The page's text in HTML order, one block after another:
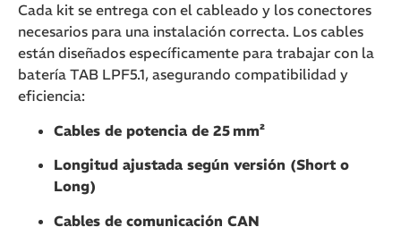
Cada kit se entrega con el cableado y los conectores
necesarios para una instalación correcta. Los cables
están diseñados específicamente para trabajar con la
batería TAB LPF5.1, asegurando compatibilidad y
eficiencia:
Cables de potencia de 25 mm²
Longitud ajustada según versión (Short o
Long)
Cables de comunicación CAN